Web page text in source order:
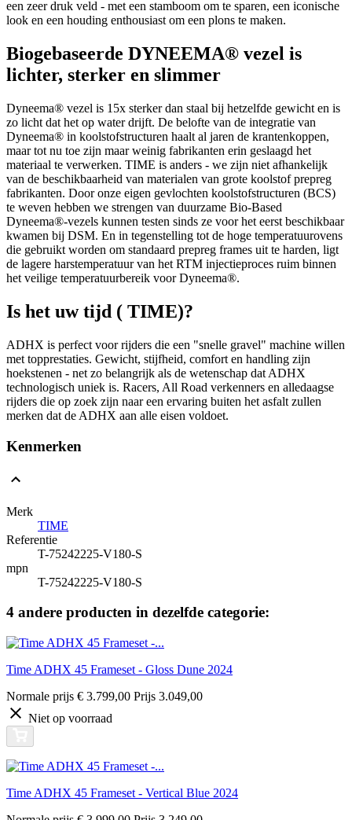
een zeer druk veld - met een stamboom om te sparen, een iconische
look en een houding enthousiast om een plons te maken.
Biogebaseerde DYNEEMA® vezel is
lichter, sterker en slimmer
Dyneema® vezel is 15x sterker dan staal bij hetzelfde gewicht en is
zo licht dat het op water drijft. De belofte van de integratie van
Dyneema® in koolstofstructuren haalt al jaren de krantenkoppen,
maar tot nu toe zijn maar weinig fabrikanten erin geslaagd het
materiaal te verwerken. TIME is anders - we zijn niet afhankelijk
van de beschikbaarheid van materialen van grote koolstof prepreg
fabrikanten. Door onze eigen gevlochten koolstofstructuren (BCS)
te weven hebben we strengen van duurzame Bio-Based
Dyneema®-vezels kunnen testen sinds ze voor het eerst beschikbaar
kwamen bij DSM. En in tegenstelling tot de hoge temperatuurovens
die gebruikt worden om standaard prepreg frames uit te harden, ligt
de lagere harstemperatuur van het RTM injectieproces ruim binnen
het veilige temperatuurbereik voor Dyneema®.
Is het uw tijd ( TIME)?
ADHX is perfect voor rijders die een "snelle gravel" machine willen
met topprestaties. Gewicht, stijfheid, comfort en handling zijn
hoekstenen - net zo belangrijk als de wetenschap dat ADHX
technologisch uniek is. Racers, All Road verkenners en alledaagse
rijders die op zoek zijn naar een ervaring buiten het asfalt zullen
merken dat de ADHX aan alle eisen voldoet.
Kenmerken
Merk
TIME
Referentie
T-75242225-V180-S
mpn
T-75242225-V180-S
4 andere producten in dezelfde categorie:
Time ADHX 45 Frameset - Gloss Dune 2024
Normale prijs € 3.799,00 Prijs 3.049,00
Niet op voorraad
Time ADHX 45 Frameset - Vertical Blue 2024